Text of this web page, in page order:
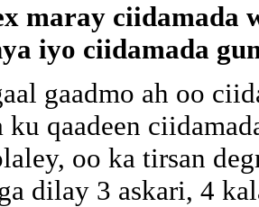
maray ciidamada
iyo ciidamada
gaadmo ah oo
ku qaadeen
oo ka tirsan
dilay 3 askari, 4